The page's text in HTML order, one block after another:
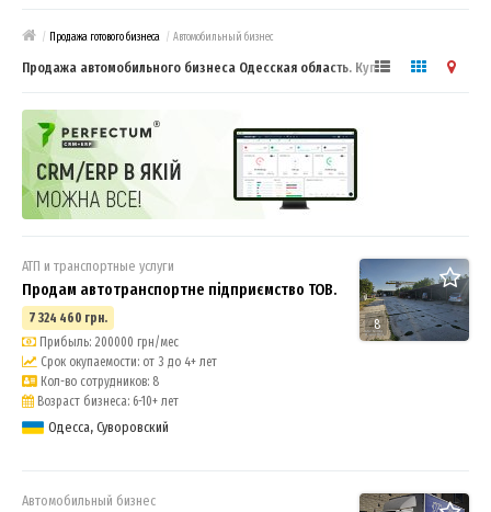
/ Продажа готового бизнеса / Автомобильный бизнес
Продажа автомобильного бизнеса Одесская область. Купить или
8
АТП и транспортные услуги
Продам автотранспортне підприємство ТОВ.
7 324 460 грн.
Прибыль: 200000 грн/мес
Срок окупаемости: от 3 до 4+ лет
Кол-во сотрудников: 8
Возраст бизнеса: 6-10+ лет
Одесса, Суворовский
Автомобильный бизнес